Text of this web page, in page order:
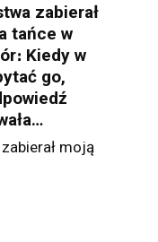
zabierał
tańce w
Kiedy w
go,
moją